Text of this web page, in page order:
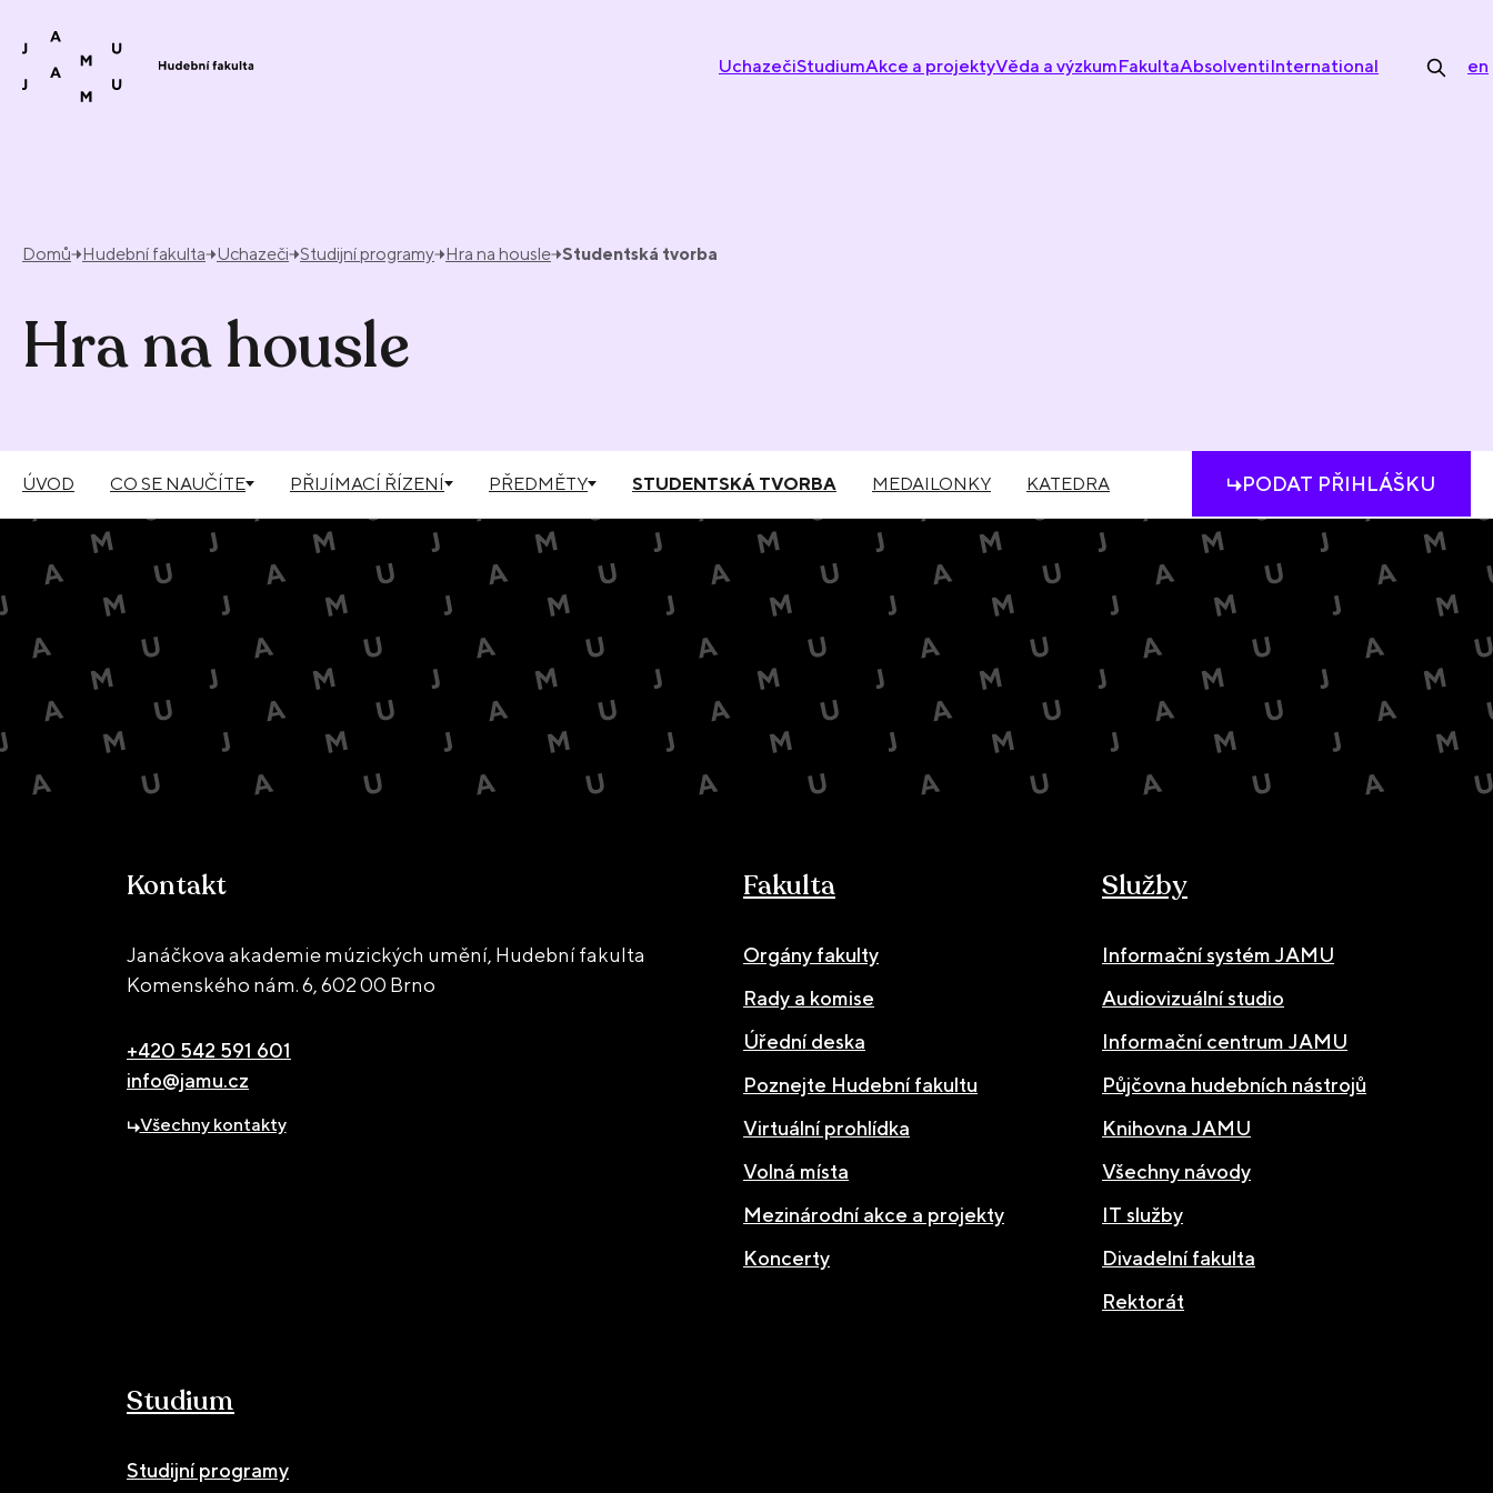
UchazečiStudiumAkce a projektyVěda a výzkumFakultaAbsolventiInternational en
Domů Hudební fakulta Uchazeči Studijní programy Hra na housle Studentská tvorba
Hra na housle
ÚVOD CO SE NAUČÍTE PŘIJÍMACÍ ŘÍZENÍ PŘEDMĚTY STUDENTSKÁ TVORBA MEDAILONKY KATEDRA PODAT PŘIHLÁŠKU
Kontakt
Janáčkova akademie múzických umění, Hudební fakulta
Komenského nám. 6,602 00 Brno
+420 542 591 601
info@jamu.cz
Všechny kontakty
Fakulta
Orgány fakulty
Rady a komise
Úřední deska
Poznejte Hudební fakultu
Virtuální prohlídka
Volná místa
Mezinárodní akce a projekty
Koncerty
Služby
Informační systém JAMU
Audiovizuální studio
Informační centrum JAMU
Půjčovna hudebních nástrojů
Knihovna JAMU
Všechny návody
IT služby
Divadelní fakulta
Rektorát
Studium
Studijní programy